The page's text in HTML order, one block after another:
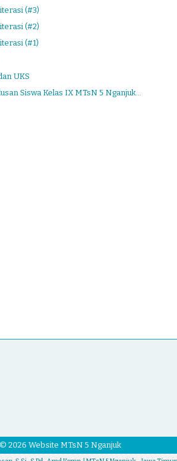
(#3)
(#2)
(#1)
UKS
Siswa Kelas IX MTsN 5 Nganjuk...
2026 Website MTsN 5 Nganjuk